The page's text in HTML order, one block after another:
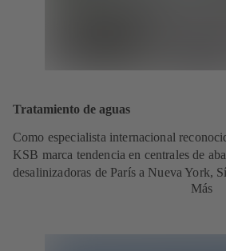
Tratamiento de aguas
Como especialista internacional
KSB marca tendencia en centrales de
desalinizadoras de París a Nueva York,
Más